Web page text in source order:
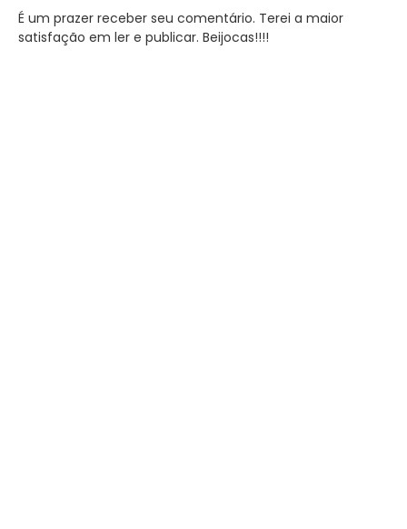
É um prazer receber seu comentário. Terei a maior
satisfação em ler e publicar. Beijocas!!!!